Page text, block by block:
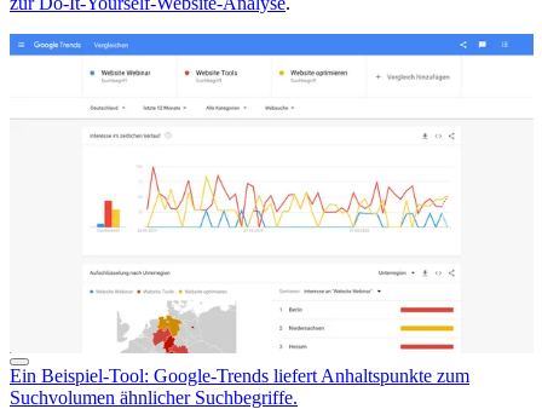
Ein Beispiel-Tool: Google-Trends liefert Anhaltspunkte zum
Suchvolumen ähnlicher Suchbegriffe.